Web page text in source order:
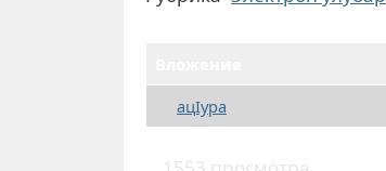
ацIура